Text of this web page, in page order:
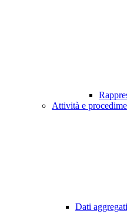
Attività e
Dati